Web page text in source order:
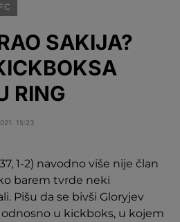
SAKIJA?
RING
15:23
1-2) navodno više nije član
barem tvrde neki
Pišu da se bivši Gloryjev
odnosno u kickboks, u kojem